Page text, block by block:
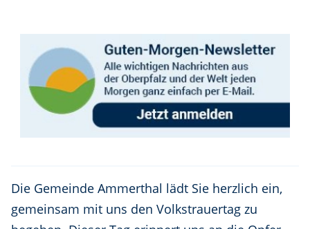
Die Gemeinde Ammerthal lädt Sie herzlich ein,
gemeinsam mit uns den Volkstrauertag zu